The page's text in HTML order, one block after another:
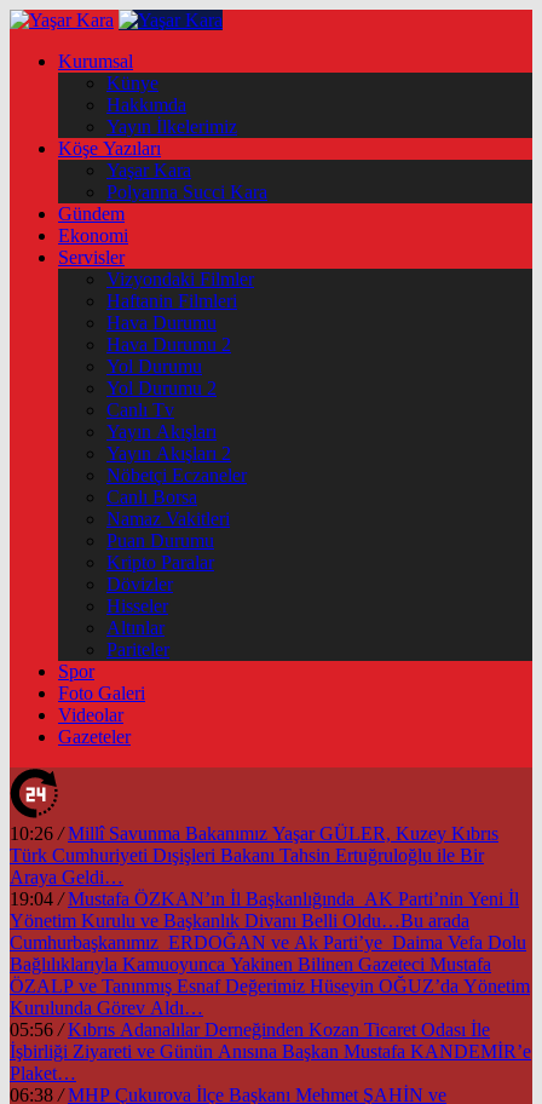
Kurumsal
Künye
Hakkımda
Yayın İlkelerimiz
Köşe Yazıları
Yaşar Kara
Polyanna Succi Kara
Gündem
Ekonomi
Servisler
Vizyondaki Filmler
Haftanin Filmleri
Hava Durumu
Hava Durumu 2
Yol Durumu
Yol Durumu 2
Canlı Tv
Yayın Akışları
Yayın Akışları 2
Nöbetçi Eczaneler
Canlı Borsa
Namaz Vakitleri
Puan Durumu
Kripto Paralar
Dövizler
Hisseler
Altınlar
Pariteler
Spor
Foto Galeri
Videolar
Gazeteler
10:26 / Millî Savunma Bakanımız Yaşar GÜLER, Kuzey Kıbrıs
Türk Cumhuriyeti Dışişleri Bakanı Tahsin Ertuğruloğlu ile Bir
Araya Geldi…
19:04 / Mustafa ÖZKAN’ın İl Başkanlığında AK Parti’nin Yeni İl
Yönetim Kurulu ve Başkanlık Divanı Belli Oldu…Bu arada
Cumhurbaşkanımız ERDOĞAN ve Ak Parti’ye Daima Vefa Dolu
Bağlılıklarıyla Kamuoyunca Yakinen Bilinen Gazeteci Mustafa
ÖZALP ve Tanınmış Esnaf Değerimiz Hüseyin OĞUZ’da Yönetim
Kurulunda Görev Aldı…
05:56 / Kıbrıs Adanalılar Derneğinden Kozan Ticaret Odası İle
İşbirliği Ziyareti ve Günün Anısına Başkan Mustafa KANDEMİR’e
Plaket…
06:38 / MHP Çukurova İlçe Başkanı Mehmet ŞAHİN ve